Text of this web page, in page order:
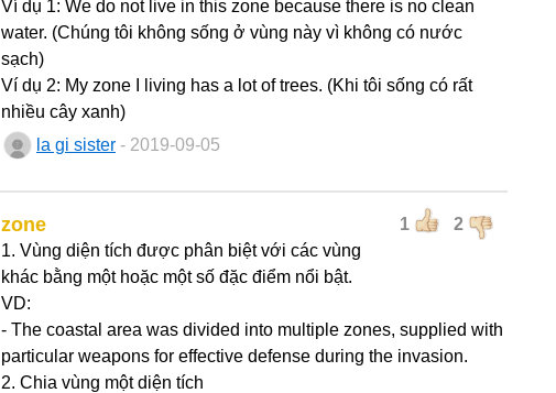
Ví dụ 1: We do not live in this zone because there is no clean
water. (Chúng tôi không sống ở vùng này vì không có nước
sạch)
Ví dụ 2: My zone I living has a lot of trees. (Khi tôi sống có rất
nhiều cây xanh)
la gi sister - 2019-09-05
1 2
zone
1. Vùng diện tích được phân biệt với các vùng
khác bằng một hoặc một số đặc điểm nổi bật.
VD:
- The coastal area was divided into multiple zones, supplied with
particular weapons for effective defense during the invasion.
2. Chia vùng một diện tích